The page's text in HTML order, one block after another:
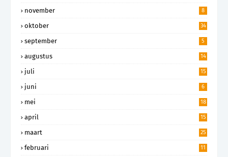
november 8
oktober 34
september 5
augustus 14
juli 15
juni 6
mei 18
april 15
maart 25
februari 11